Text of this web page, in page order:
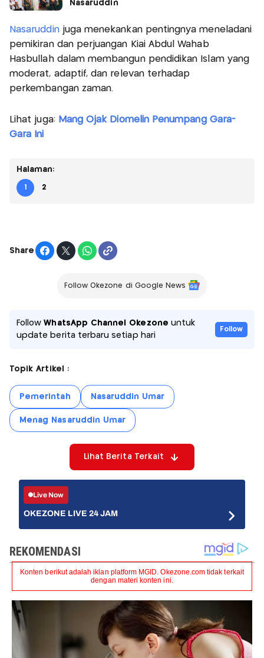
Nasaruddin
Nasaruddinjuga menekankan pentingnya meneladani
pemikiran dan perjuangan Kiai Abdul Wahab
Hasbullah dalam membangun pendidikan Islam yang
moderat, adaptif, dan relevan terhadap
perkembangan zaman.
Lihat juga: Mang Ojak Diomelin Penumpang Gara-
Gara Ini
Halaman:
1 2
Share
Follow Okezone di Google News
FollowWhatsApp Channel Okezone untuk
update berita terbaru setiap hari
Follow
Topik Artikel :
Pemerintah Nasaruddin Umar
Menag Nasaruddin Umar
Lihat Berita Terkait
Live Now
OKEZONE LIVE 24 JAM